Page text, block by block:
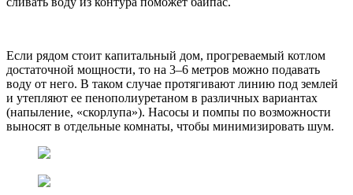
Если рядом стоит капитальный дом, прогреваемый котлом
достаточной мощности, то на 3–6 метров можно подавать
воду от него. В таком случае протягивают линию под землей
и утепляют ее пенополиуретаном в различных вариантах
(напыление, «скорлупа»). Насосы и помпы по возможности
выносят в отдельные комнаты, чтобы минимизировать шум.